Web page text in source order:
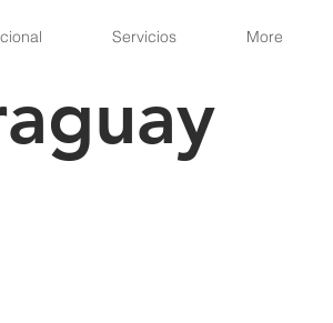
Servicios More